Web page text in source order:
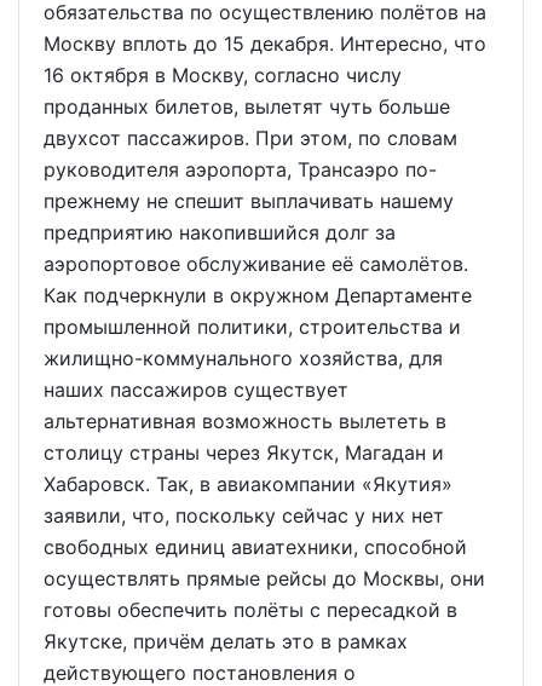
обязательства по осуществлению полётов на
Москву вплоть до 15 декабря. Интересно, что
16 октября в Москву, согласно числу
проданных билетов, вылетят чуть больше
двухсот пассажиров. При этом, по словам
руководителя аэропорта, Трансаэро по-
прежнему не спешит выплачивать нашему
предприятию накопившийся долг за
аэропортовое обслуживание её самолётов.
Как подчеркнули в окружном Департаменте
промышленной политики, строительства и
жилищно-коммунального хозяйства, для
наших пассажиров существует
альтернативная возможность вылететь в
столицу страны через Якутск, Магадан и
Хабаровск. Так, в авиакомпании «Якутия»
заявили, что, поскольку сейчас у них нет
свободных единиц авиатехники, способной
осуществлять прямые рейсы до Москвы, они
готовы обеспечить полёты с пересадкой в
Якутске, причём делать это в рамках
действующего постановления о